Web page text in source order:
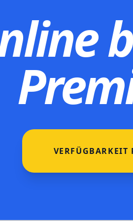
VERFÜGBARKEIT